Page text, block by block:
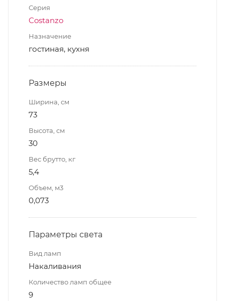
Серия
Costanzo
Назначение
гостиная, кухня
Размеры
Ширина, см
73
Высота, см
30
Вес брутто, кг
5,4
Объем, м3
0,073
Параметры света
Вид ламп
Накаливания
Количество ламп общее
9